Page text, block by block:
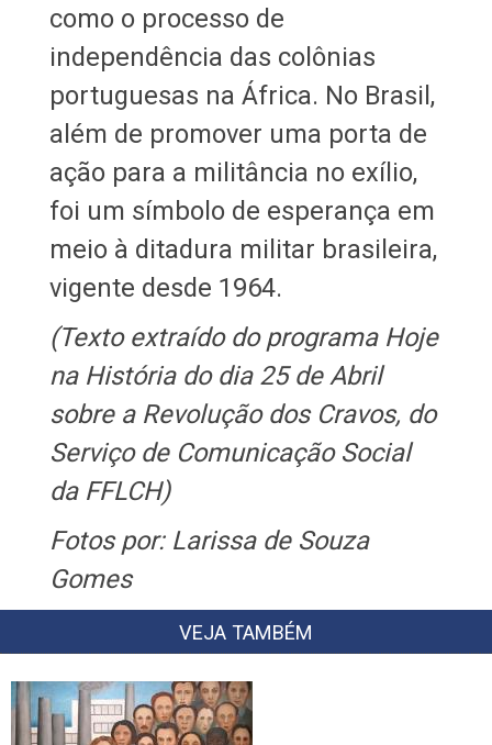
como o processo de
independência das colônias
portuguesas na África. No Brasil,
além de promover uma porta de
ação para a militância no exílio,
foi um símbolo de esperança em
meio à ditadura militar brasileira,
vigente desde 1964.
(Texto extraído do programa Hoje
na História do dia 25 de Abril
sobre a Revolução dos Cravos, do
Serviço de Comunicação Social
da FFLCH)
Fotos por: Larissa de Souza
Gomes
VEJA TAMBÉM